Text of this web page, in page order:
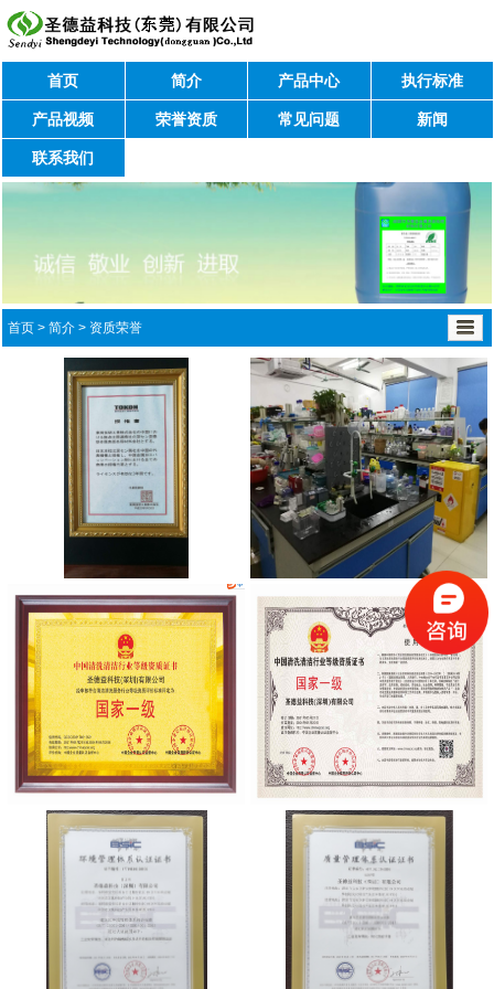
首页 简介 产品中心 执行标准
产品视频 荣誉资质 常见问题 新闻
联系我们
首页 > 简介 > 资质荣誉